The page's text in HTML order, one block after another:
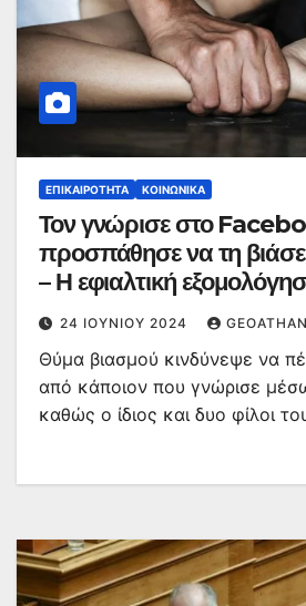
ΕΠΙΚΑΙΡΌΤΗΤΑ ΚΟΙΝΩΝΙΚΆ
Τον γνώρισε στο
προσπάθησε να τη
– Η εφιαλτική
23χρονης
24 ΙΟΥΝΊΟΥ 2024
Θύμα βιασμού κινδύνεψε να
από κάποιον που γνώρισε
καθώς ο ίδιος και δυο φίλοι